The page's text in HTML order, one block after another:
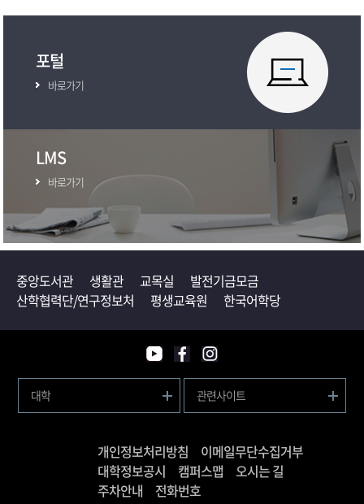
포털
바로가기
LMS
바로가기
중앙도서관 생활관 교목실
발전기금모금
산학협력단/연구정보처
평생교육원 한국어학당
대학 관련사이트
개인정보처리방침
이메일무단수집거부
대학정보공시
캠퍼스맵
오시는 길
주차안내
전화번호